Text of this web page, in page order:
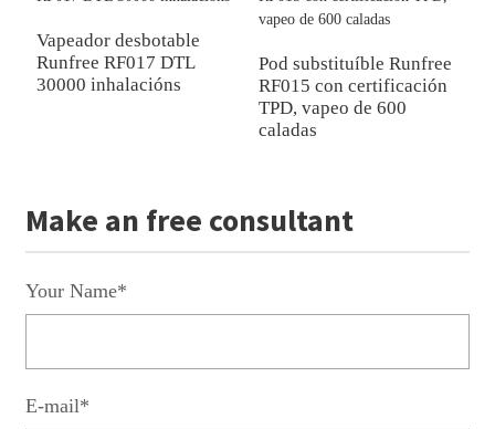
Vapeador desbotable
Runfree RF017 DTL
30000 inhalacións
Pod substituíble Runfree
RF015 con certificación
TPD, vapeo de 600
caladas
Make an free consultant
Your Name*
E-mail*